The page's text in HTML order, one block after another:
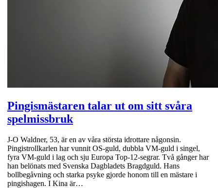
Pingismästaren talar ut om sitt svåra
spelmissbruk
J-O Waldner, 53, är en av våra största idrottare någonsin.
Pingistrollkarlen har vunnit OS-guld, dubbla VM-guld i singel,
fyra VM-guld i lag och sju Europa Top-12-segrar. Två gånger har
han belönats med Svenska Dagbladets Bragdguld. Hans
bollbegåvning och starka psyke gjorde honom till en mästare i
pingishagen. I Kina är…